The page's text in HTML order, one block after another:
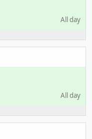
All day
All day